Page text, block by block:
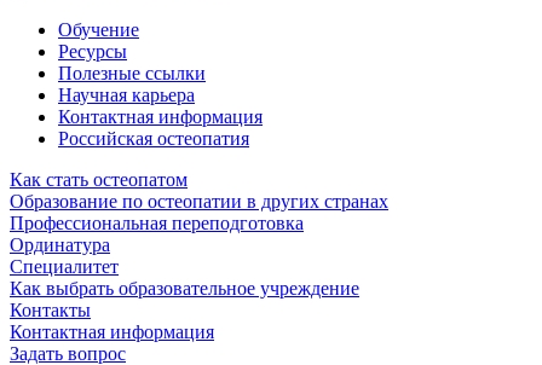
Обучение
Ресурсы
Полезные ссылки
Научная карьера
Контактная информация
Российская остеопатия
Как стать остеопатом
Образование по остеопатии в других странах
Профессиональная переподготовка
Ординатура
Специалитет
Как выбрать образовательное учреждение
Контакты
Контактная информация
Задать вопрос